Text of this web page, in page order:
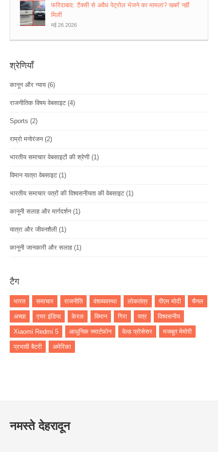
फरिदाबाद: टैक्सी से अवैध पेट्रोल भेजने का मामला? खबरें नहीं
मिलीं
मई 26 2026
श्रेणियाँ
कानून और न्याय (6)
राजनीतिक विषय वेबसाइट (4)
Sports (2)
राम्रो मनोरंजन (2)
भारतीय समाचार वेबसाइटों की श्रेणी (1)
विमान यात्रा वेबसाइट (1)
भारतीय समाचार पत्रों की विश्वसनीयता की वेबसाइट (1)
कानूनी सलाह और मार्गदर्शन (1)
यात्रा और जीवनशैली (1)
कानूनी जानकारी और सलाह (1)
टैग
भारत समाचार राजनीति वंशव्यवस्था लोकतंत्र पीएम मोदी चैनल
अच्छा एयर इंडिया केरल विमान गिरा पत्र विश्वसनीय
Xiaomi Redmi 5 आधुनिक स्मार्टफोन वेल्ड प्रोसेसर मजबूत मेमोरी
प्रभावी बैटरी अमेरिका
नमस्ते देहरादून